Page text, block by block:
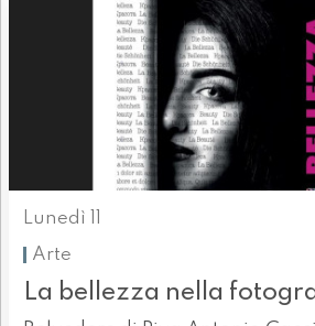
Lunedì 11
Arte
La bellezza nella